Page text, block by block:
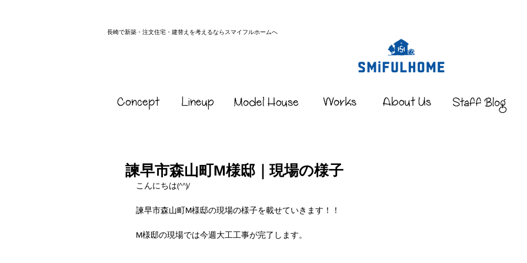
長崎で新築・注文住宅・建替えを考えるならスマイフルホームへ
諫早市森山町M様邸｜現場の様子
こんにちは(^^)/
諫早市森山町M様邸の現場の様子を載せていきます！！
M様邸の現場では今週大工工事が完了します。